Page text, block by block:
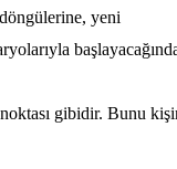
yeni
gibidir. Bunu